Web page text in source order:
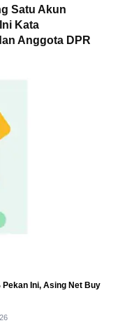
Satu Akun
Kata
Anggota DPR
Pekan Ini, Asing Net Buy